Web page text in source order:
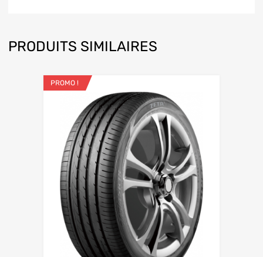
PRODUITS SIMILAIRES
PROMO !